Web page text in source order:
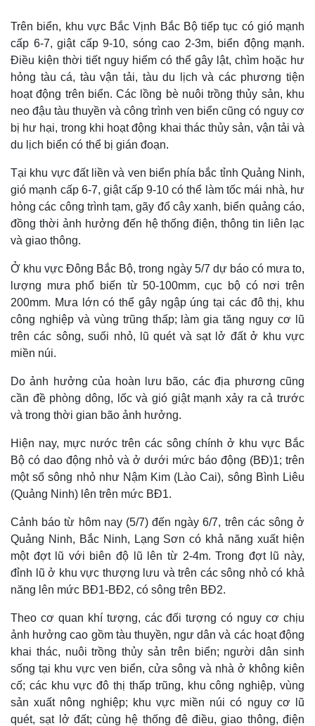
Thế giới
Cuộc sống đó đây
Hồ sơ
Ảnh
E-Magazine
Infographic
Trên biển, khu vực Bắc Vịnh Bắc Bộ tiếp tục có gió mạnh
cấp 6-7, giật cấp 9-10, sóng cao 2-3m, biển động mạnh.
Điều kiện thời tiết nguy hiểm có thể gây lật, chìm hoặc hư
hỏng tàu cá, tàu vận tải, tàu du lịch và các phương tiện
hoạt động trên biển. Các lồng bè nuôi trồng thủy sản, khu
neo đậu tàu thuyền và công trình ven biển cũng có nguy cơ
bị hư hại, trong khi hoạt động khai thác thủy sản, vận tải và
du lịch biển có thể bị gián đoạn.
Tại khu vực đất liền và ven biển phía bắc tỉnh Quảng Ninh,
gió mạnh cấp 6-7, giật cấp 9-10 có thể làm tốc mái nhà, hư
hỏng các công trình tạm, gãy đổ cây xanh, biển quảng cáo,
đồng thời ảnh hưởng đến hệ thống điện, thông tin liên lạc
và giao thông.
Ở khu vực Đông Bắc Bộ, trong ngày 5/7 dự báo có mưa to,
lượng mưa phổ biến từ 50-100mm, cục bộ có nơi trên
200mm. Mưa lớn có thể gây ngập úng tại các đô thị, khu
công nghiệp và vùng trũng thấp; làm gia tăng nguy cơ lũ
trên các sông, suối nhỏ, lũ quét và sạt lở đất ở khu vực
miền núi.
Do ảnh hưởng của hoàn lưu bão, các địa phương cũng
cần đề phòng dông, lốc và gió giật mạnh xảy ra cả trước
và trong thời gian bão ảnh hưởng.
Hiện nay, mực nước trên các sông chính ở khu vực Bắc
Bộ có dao động nhỏ và ở dưới mức báo động (BĐ)1; trên
một số sông nhỏ như Nậm Kim (Lào Cai), sông Bình Liêu
(Quảng Ninh) lên trên mức BĐ1.
Cảnh báo từ hôm nay (5/7) đến ngày 6/7, trên các sông ở
Quảng Ninh, Bắc Ninh, Lạng Sơn có khả năng xuất hiện
một đợt lũ với biên độ lũ lên từ 2-4m. Trong đợt lũ này,
đỉnh lũ ở khu vực thượng lưu và trên các sông nhỏ có khả
năng lên mức BĐ1-BĐ2, có sông trên BĐ2.
Theo cơ quan khí tượng, các đối tượng có nguy cơ chịu
ảnh hưởng cao gồm tàu thuyền, ngư dân và các hoạt động
khai thác, nuôi trồng thủy sản trên biển; người dân sinh
sống tại khu vực ven biển, cửa sông và nhà ở không kiên
cố; các khu vực đô thị thấp trũng, khu công nghiệp, vùng
sản xuất nông nghiệp; khu vực miền núi có nguy cơ lũ
quét, sạt lở đất; cùng hệ thống đê điều, giao thông, điện